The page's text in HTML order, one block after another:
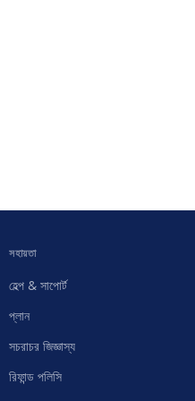
সহায়তা
হেল্প & সাপোর্ট
প্লান
সচরাচর জিজ্ঞাস্য
রিফান্ড পলিসি